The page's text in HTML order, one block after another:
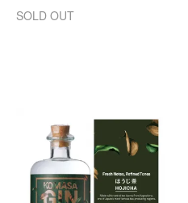
SOLD OUT